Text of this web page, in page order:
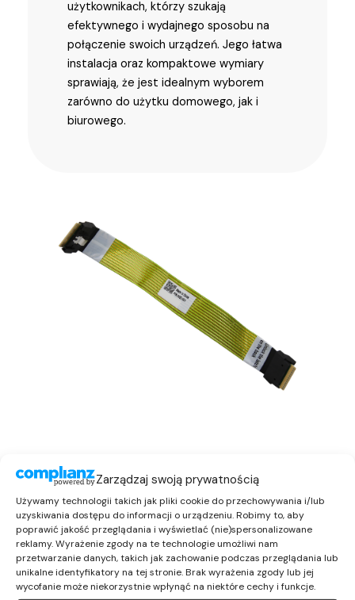
Zarządzaj swoją prywatnością
Używamy technologii takich jak pliki cookie do przechowywania i/lub
uzyskiwania dostępu do informacji o urządzeniu. Robimy to, aby
poprawić jakość przeglądania i wyświetlać (nie)spersonalizowane
reklamy. Wyrażenie zgody na te technologie umożliwi nam
przetwarzanie danych, takich jak zachowanie podczas przeglądania lub
unikalne identyfikatory na tej stronie. Brak wyrażenia zgody lub jej
wycofanie może niekorzystnie wpłynąć na niektóre cechy i funkcje.
użytkownikach, którzy szukają
efektywnego i wydajnego sposobu na
połączenie swoich urządzeń. Jego łatwa
instalacja oraz kompaktowe wymiary
sprawiają, że jest idealnym wyborem
zarówno do użytku domowego, jak i
biurowego.
Specyfikacja: